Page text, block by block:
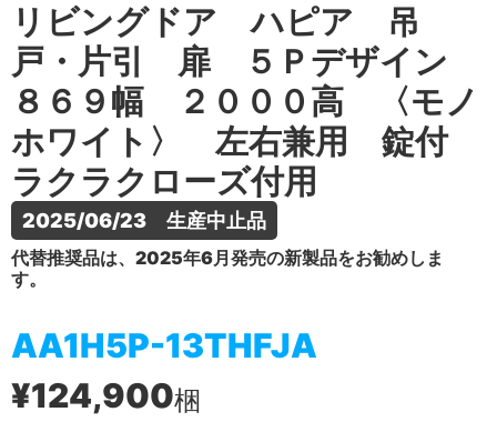
リビングドア ハピア 吊
戸・片引 扉 ５Ｐデザイン
８６９幅 ２０００高 〈モノ
ホワイト〉 左右兼用 錠付
ラクラクローズ付用
2025/06/23　生産中止品
代替推奨品は、2025年6月発売の新製品をお勧めしま
す。
AA1H5P-13THFJA
¥124,900梱